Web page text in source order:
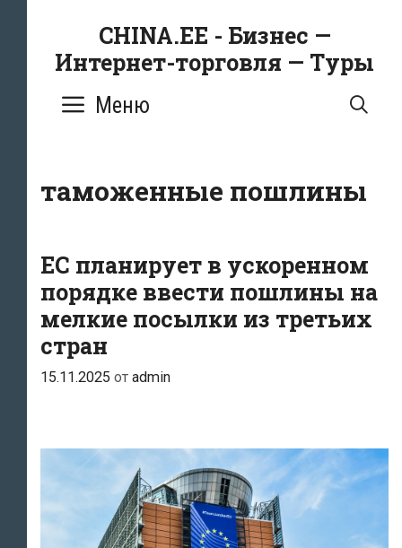
содержимому
CHINA.EE - Бизнес —
Интернет-торговля — Туры
Меню
таможенные пошлины
ЕС планирует в ускоренном
порядке ввести пошлины на
мелкие посылки из третьих
стран
15.11.2025 от admin